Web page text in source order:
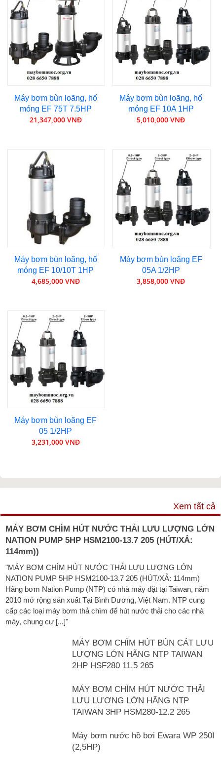
Máy bơm bùn loãng, hố
móng EF 75T 7.5HP
21,347,000 VNĐ
Máy bơm bùn loãng, hố
móng EF 10A 1HP
5,010,000 VNĐ
Máy bơm bùn loãng, hố
móng EF 10/10T 1HP
4,685,000 VNĐ
Máy bơm bùn loãng EF
05A 1/2HP
3,858,000 VNĐ
Máy bơm bùn loãng EF
05 1/2HP
3,231,000 VNĐ
Xem tất cả
MÁY BƠM CHÌM HÚT NƯỚC THẢI LƯU LƯỢNG LỚN
NATION PUMP 5HP HSM2100-13.7 205 (HÚT/XẢ:
114mm))
"MÁY BƠM CHÌM HÚT NƯỚC THẢI LƯU LƯỢNG LỚN
NATION PUMP 5HP HSM2100-13.7 205 (HÚT/XẢ: 114mm)
Hãng bơm Nation Pump (NTP) có nhà máy đặt tại Taiwan, năm
2010 mở rộng sản xuất Tại Bình Dương, Việt Nam. NTP cung
cấp các loại máy bơm thả chìm để hút nước thải cho các nhà
máy, chung cư [...]"
MÁY BƠM CHÌM HÚT BÙN CÁT LƯU
LƯỢNG LỚN HÃNG NTP TAIWAN
2HP HSF280 11.5 265
MÁY BƠM CHÌM HÚT NƯỚC THẢI
LƯU LƯỢNG LỚN HÃNG NTP
TAIWAN 3HP HSM280-12.2 265
Máy bơm nước hồ bơi Ewara WP 250I
(2,5HP)